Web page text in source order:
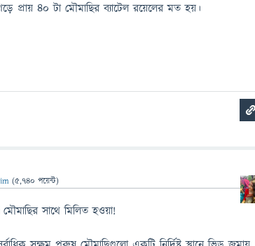
প্রায় ৪০ টা মৌমাছির ব্যাটেল রয়েলের মত হয়।
(5,740 পয়েন্ট)
সাথে মিলিত হওয়া!